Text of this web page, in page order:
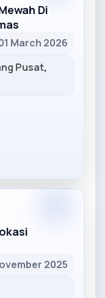
Di
March 2026
Pusat,
2025